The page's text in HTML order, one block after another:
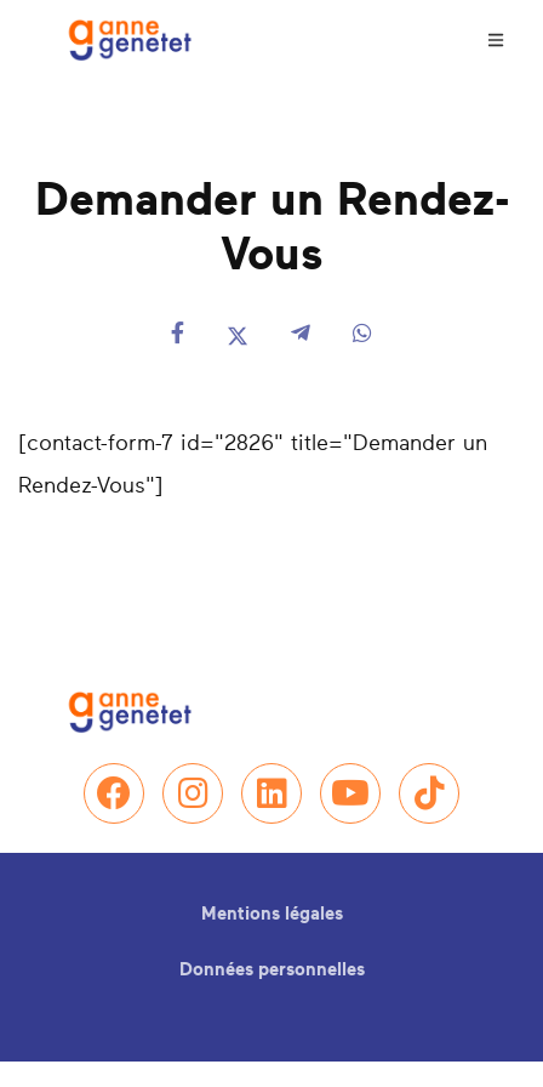
Demander un Rendez-
Vous
[contact-form-7 id="2826" title="Demander un
Rendez-Vous"]
Nous retrouver sur
Nous retrouver sur
Nous retrouver
NousNous
Mentions légales
Données personnelles